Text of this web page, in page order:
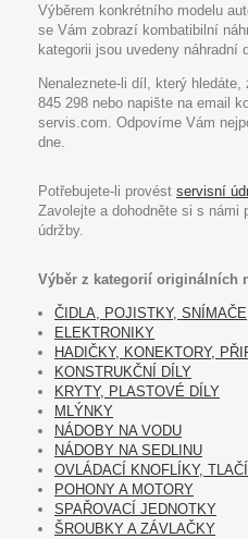
Výběrem konkrétního modelu
se Vám zobrazí kombatibilní
kategorii jsou uvedeny náhradní
Nenaleznete-li díl, který
845 298 nebo napište na email
servis.com. Odpovíme Vám
dne.
Potřebujete-li provést servisní
Zavolejte a dohodněte si s
údržby.
Výběr z kategorií originálních
ČIDLA, POJISTKY, SNÍMAČE
ELEKTRONIKY
HADIČKY, KONEKTORY,
KONSTRUKČNÍ DÍLY
KRYTY, PLASTOVÉ DÍLY
MLÝNKY
NÁDOBY NA VODU
NÁDOBY NA SEDLINU
OVLÁDACÍ KNOFLÍKY,
POHONY A MOTORY
SPAŘOVACÍ JEDNOTKY
ŠROUBKY A ZÁVLAČKY